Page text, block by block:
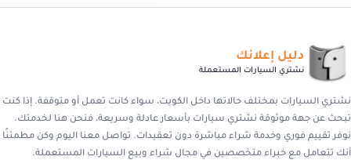
دليل إعلانك
نشتري السيارات المستعملة
نشتري السيارات بمختلف حالاتها داخل الكويت، سواء كانت تعمل أو متوقفة. إذا كنت
تبحث عن جهة موثوقة نشتري سيارات بأسعار عادلة وسريعة، فنحن هنا لخدمتك.
نوفر تقييم فوري وخدمة شراء مباشرة دون تعقيدات. تواصل معنا اليوم وكن مطمئنًا
أنك تتعامل مع خبراء متخصصين في مجال شراء وبيع السيارات المستعملة.